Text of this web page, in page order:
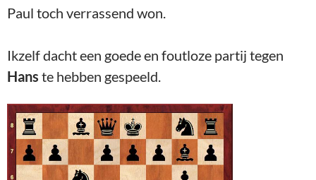
Paul toch verrassend won.
Ikzelf dacht een goede en foutloze partij tegen
Hans te hebben gespeeld.